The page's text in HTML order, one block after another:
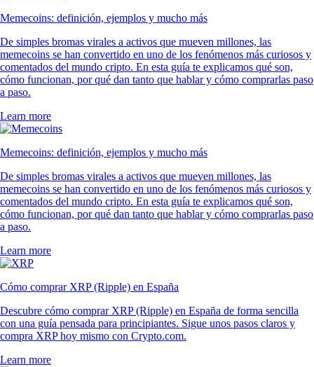
Memecoins: definición, ejemplos y mucho más
De simples bromas virales a activos que mueven millones, las
memecoins se han convertido en uno de los fenómenos más curiosos y
comentados del mundo cripto. En esta guía te explicamos qué son,
cómo funcionan, por qué dan tanto que hablar y cómo comprarlas paso
a paso.
Learn more
Memecoins: definición, ejemplos y mucho más
De simples bromas virales a activos que mueven millones, las
memecoins se han convertido en uno de los fenómenos más curiosos y
comentados del mundo cripto. En esta guía te explicamos qué son,
cómo funcionan, por qué dan tanto que hablar y cómo comprarlas paso
a paso.
Learn more
Cómo comprar XRP (Ripple) en España
Descubre cómo comprar XRP (Ripple) en España de forma sencilla
con una guía pensada para principiantes. Sigue unos pasos claros y
compra XRP hoy mismo con Crypto.com.
Learn more